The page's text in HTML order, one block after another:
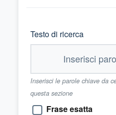
Testo di ricerca
Inserisci le parole chiave da
questa sezione
Frase esatta